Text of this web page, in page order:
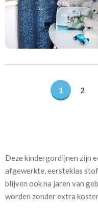
1 2
Deze kindergordijnen zijn
afgewerkte, eersteklas
blijven ook na jaren van
worden zonder extra